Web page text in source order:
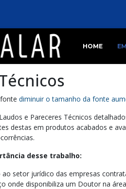
HOME
diminuir o tamanho da fonte
e Pareceres Técnicos
destas em produtos acabados e
desse trabalho:
setor jurídico das empresas
onde disponibiliza um Doutor na